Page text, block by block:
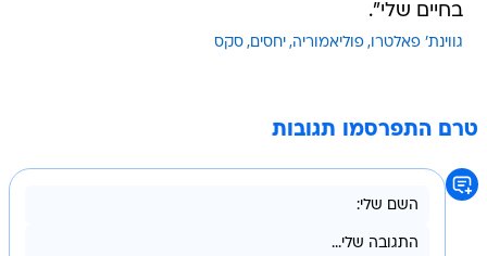
בחיים שלי".
גווינת' פאלטרו פוליאמוריה יחסים סקס
טרם התפרסמו תגובות